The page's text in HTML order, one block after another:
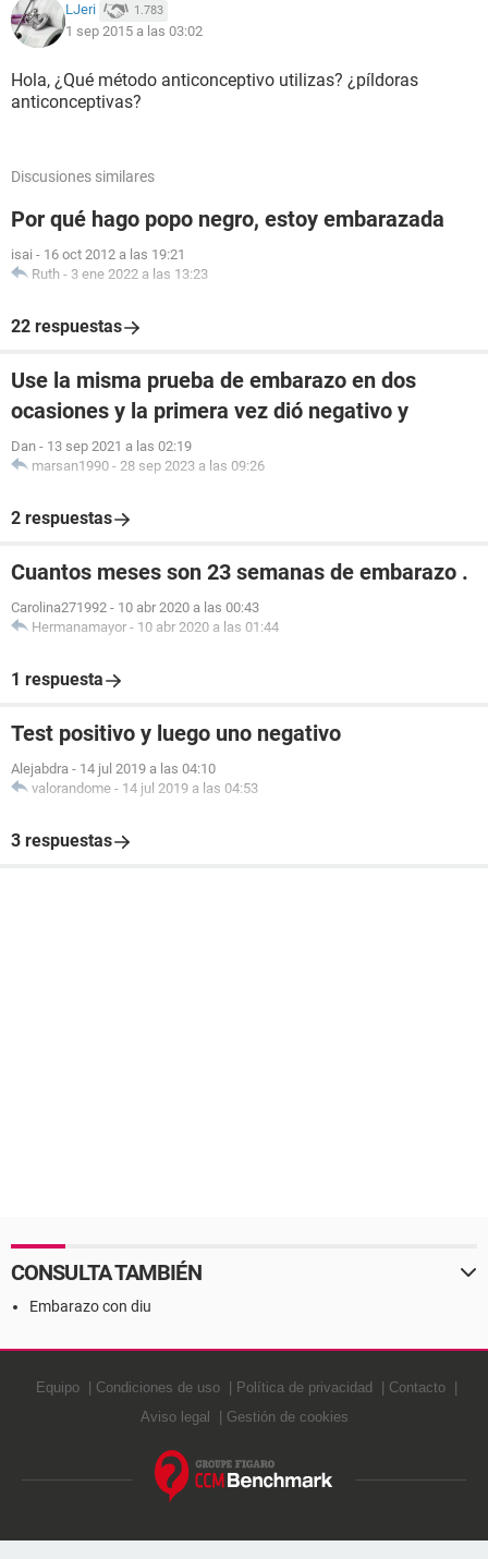
LJeri 1.783
1 sep 2015 a las 03:02
Hola, ¿Qué método anticonceptivo utilizas? ¿píldoras
anticonceptivas?
Discusiones similares
Por qué hago popo negro, estoy embarazada
isai - 16 oct 2012 a las 19:21
Ruth - 3 ene 2022 a las 13:23
22 respuestas
Use la misma prueba de embarazo en dos
ocasiones y la primera vez dió negativo y
Dan - 13 sep 2021 a las 02:19
marsan1990 - 28 sep 2023 a las 09:26
2 respuestas
Cuantos meses son 23 semanas de embarazo .
Carolina271992 - 10 abr 2020 a las 00:43
Hermanamayor - 10 abr 2020 a las 01:44
1 respuesta
Test positivo y luego uno negativo
Alejabdra - 14 jul 2019 a las 04:10
valorandome - 14 jul 2019 a las 04:53
3 respuestas
CONSULTA TAMBIÉN
Embarazo con diu
Equipo Condiciones de uso Política de privacidad
Contacto
Aviso legal
Gestión de cookies